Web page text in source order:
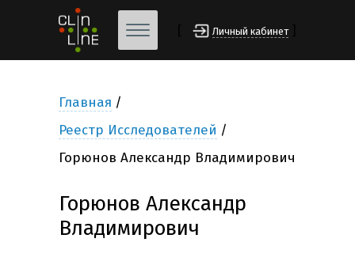
Личный кабинет
Главная
Реестр Исследователей
Горюнов Александр Владимирович
Горюнов Александр
Владимирович